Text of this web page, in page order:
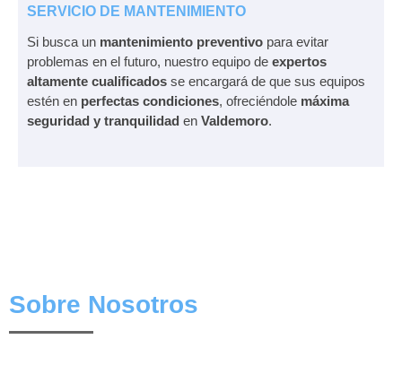
SERVICIO DE MANTENIMIENTO
Si busca un mantenimiento preventivo para evitar
problemas en el futuro, nuestro equipo de expertos
altamente cualificados se encargará de que sus equipos
estén en perfectas condiciones, ofreciéndole máxima
seguridad y tranquilidad en Valdemoro.
Sobre Nosotros